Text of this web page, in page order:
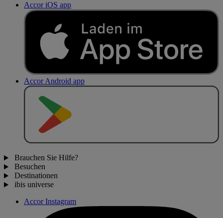
Accor iOS app
Accor Android app
Brauchen Sie Hilfe?
Besuchen
Destinationen
ibis universe
Accor Instagram